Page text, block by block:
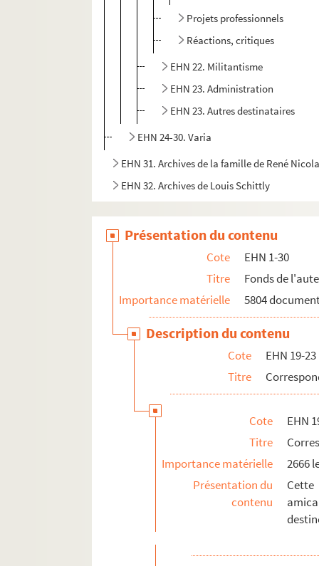
Projets professionnels
Réactions, critiques
EHN 22. Militantisme
EHN 23. Administration
EHN 23. Autres destinataires
EHN 24-30. Varia
EHN 31. Archives de la famille de René
EHN 32. Archives de Louis Schittly
Présentation du contenu
Cote
EHN 1-30
Titre
Fonds de
Importance matérielle
5804
Description du contenu
Cote
EHN 19-23
Titre
Cote
EHN
Titre
Importance matérielle
2666
Présentation du
contenu